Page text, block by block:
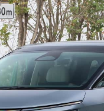
200.89 1.42%